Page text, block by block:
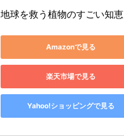
地球を救う植物のすごい知恵
Amazonで見る
楽天市場で見る
Yahoo!ショッピングで見る